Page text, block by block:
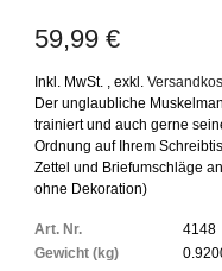
59,99 €
Inkl. MwSt. , exkl.
Der unglaubliche
trainiert und auch gerne
Ordnung auf Ihrem
Zettel und Briefumschläge
ohne Dekoration)
Weitere
Informationen
Art. Nr.
4148
Gewicht (kg)
springen